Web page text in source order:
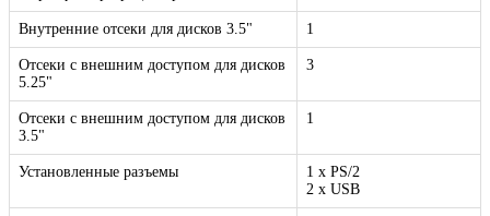
Внутренние отсеки для дисков 3.5" 1
Отсеки с внешним доступом для дисков
5.25"
3
Отсеки с внешним доступом для дисков
3.5"
1
Установленные разъемы
1 x PS/2
2 x USB